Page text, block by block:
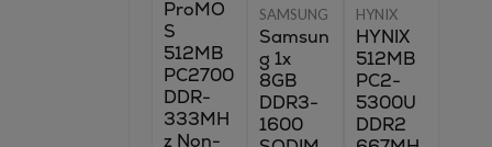
ProMO
S
512MB
PC2700
DDR-
333MH
z Non-
SAMSUNG
Samsun
g 1x
8GB
DDR3-
1600
HYNIX
HYNIX
512MB
PC2-
5300U
DDR2